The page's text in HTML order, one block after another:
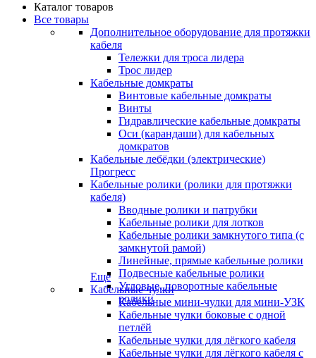
Каталог товаров
Все товары
Дополнительное оборудование для протяжки
кабеля
Тележки для троса лидера
Трос лидер
Кабельные домкраты
Винтовые кабельные домкраты
Винты
Гидравлические кабельные домкраты
Оси (карандаши) для кабельных
домкратов
Кабельные лебёдки (электрические)
Прогресс
Кабельные ролики (ролики для протяжки
кабеля)
Вводные ролики и патрубки
Кабельные ролики для лотков
Кабельные ролики замкнутого типа (с
замкнутой рамой)
Линейные, прямые кабельные ролики
Подвесные кабельные ролики
Угловые, поворотные кабельные
ролики
Еще
Кабельные чулки
Кабельные мини-чулки для мини-УЗК
Кабельные чулки боковые с одной
петлёй
Кабельные чулки для лёгкого кабеля
Кабельные чулки для лёгкого кабеля с